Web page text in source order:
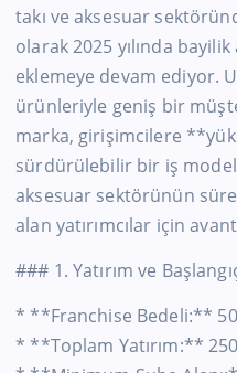
takı ve aksesuar
olarak 2025 yılında
eklemeye devam ediyor.
ürünleriyle geniş bir
marka, girişimcilere
sürdürülebilir bir iş
aksesuar sektörünün
alan yatırımcılar için
### 1. Yatırım ve
* **Franchise Bedeli:**
* **Toplam Yatırım:**